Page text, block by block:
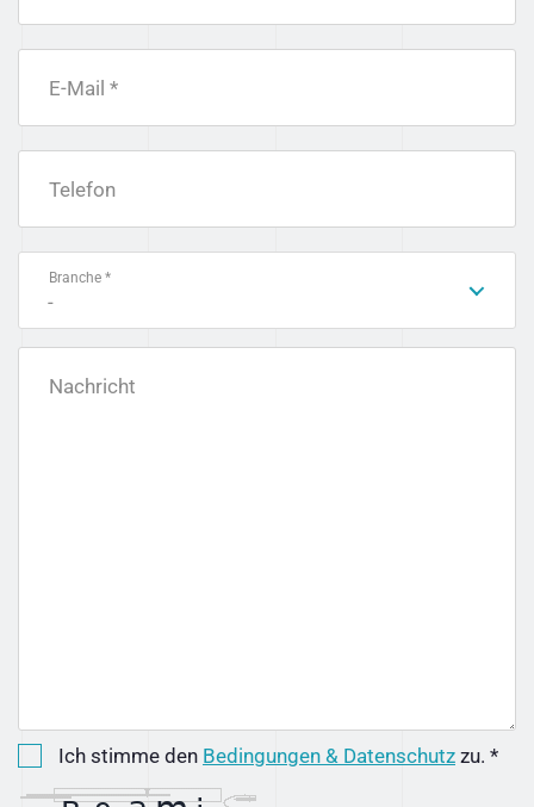
E-Mail *
Telefon
Branche *
-
Nachricht
Ich stimme den Bedingungen & Datenschutz zu. *